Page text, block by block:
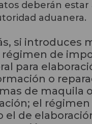
deberán estar
aduanera.
si introduces
régimen de
para
o
de maquila
el
el de